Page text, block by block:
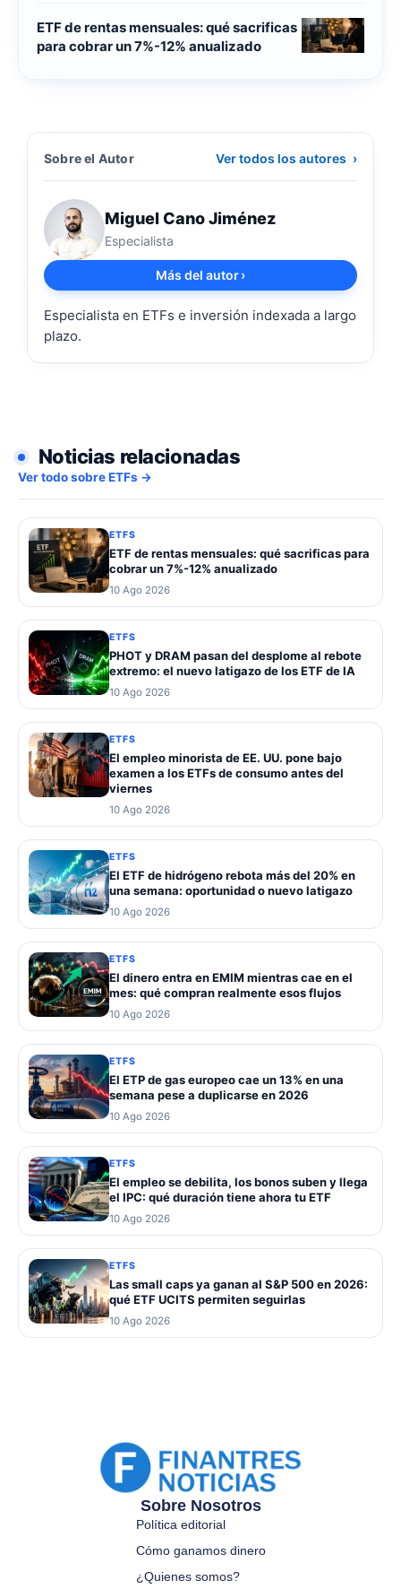
ETF de rentas mensuales: qué sacrificas
para cobrar un 7%-12% anualizado
Sobre el Autor Ver todos los autores ›
Miguel Cano Jiménez
Especialista
Más del autor›
Especialista en ETFs e inversión indexada a largo
plazo.
Noticias relacionadas
Ver todo sobre ETFs →
ETFS
ETF de rentas mensuales: qué sacrificas para
cobrar un 7%-12% anualizado
10 Ago 2026
ETFS
PHOT y DRAM pasan del desplome al rebote
extremo: el nuevo latigazo de los ETF de IA
10 Ago 2026
ETFS
El empleo minorista de EE. UU. pone bajo
examen a los ETFs de consumo antes del
viernes
10 Ago 2026
ETFS
El ETF de hidrógeno rebota más del 20% en
una semana: oportunidad o nuevo latigazo
10 Ago 2026
ETFS
El dinero entra en EMIM mientras cae en el
mes: qué compran realmente esos flujos
10 Ago 2026
ETFS
El ETP de gas europeo cae un 13% en una
semana pese a duplicarse en 2026
10 Ago 2026
ETFS
El empleo se debilita, los bonos suben y llega
el IPC: qué duración tiene ahora tu ETF
10 Ago 2026
ETFS
Las small caps ya ganan al S&P 500 en 2026:
qué ETF UCITS permiten seguirlas
10 Ago 2026
Sobre Nosotros
Política editorial
Cómo ganamos dinero
¿Quienes somos?